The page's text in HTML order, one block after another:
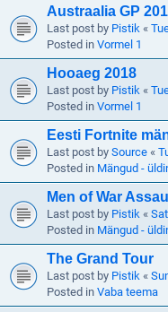
Austraalia GP
Last post by Pistik «
Posted in Vormel 1
Hooaeg 2018
Last post by Pistik «
Posted in Vormel 1
Eesti Fortnite
Last post by Source «
Posted in Mängud -
Men of War
Last post by Pistik «
Posted in Mängud -
The Grand Tour
Last post by Pistik «
Posted in Vaba teema